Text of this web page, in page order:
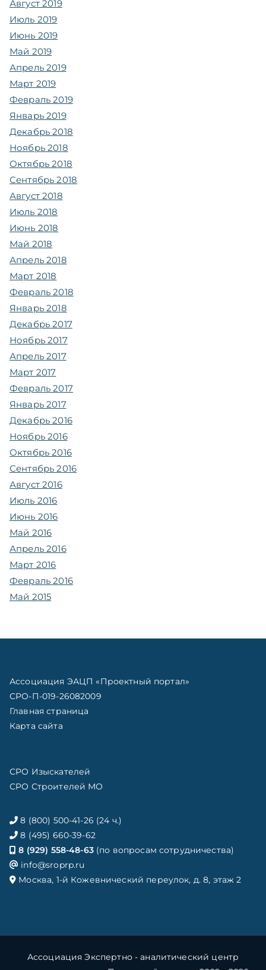
Август 2019
Июль 2019
Июнь 2019
Май 2019
Апрель 2019
Март 2019
Февраль 2019
Январь 2019
Декабрь 2018
Ноябрь 2018
Октябрь 2018
Сентябрь 2018
Август 2018
Июль 2018
Июнь 2018
Май 2018
Апрель 2018
Март 2018
Февраль 2018
Январь 2018
Декабрь 2017
Ноябрь 2017
Апрель 2017
Март 2017
Февраль 2017
Январь 2017
Декабрь 2016
Ноябрь 2016
Октябрь 2016
Сентябрь 2016
Август 2016
Июль 2016
Июнь 2016
Май 2016
Апрель 2016
Март 2016
Февраль 2016
Май 2015
Ассоциация ЭАЦП «Проектный портал»
СРО-П-019-26082009
Главная страница
Карта сайта
СРО Изыскателей
СРО Строителей МО
8 (800) 500-41-26 (24 ч.)
8 (495) 660-39-62
8 (929) 558-48-63(по вопросам сотрудничества)
info@sroprp.ru
Москва, 1-й Кожевнический переулок, д. 8, этаж 2
Ассоциация Экспертно - аналитический центр